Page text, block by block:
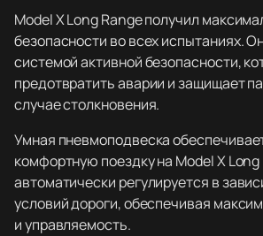
Model X Long Range получил
безопасности во всех испытаниях.
системой активной безопасности,
предотвратить аварии и защищает
случае столкновения.
Умная пневмоподвеска
комфортную поездку на Model X
автоматически регулируется в
условий дороги, обеспечивая
и управляемость.